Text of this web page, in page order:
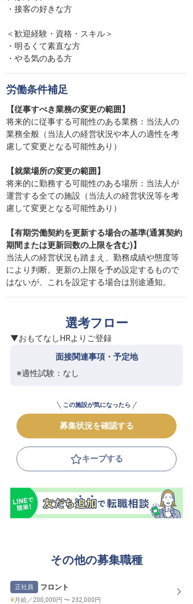
・接客の好きな方
＜歓迎経験・資格・スキル＞
・明るくて素直な方
労働条件補足
【従事すべき業務の変更の範囲】
将来的に従事する可能性のある業務：当法人の
業務全般（当法人の経営状況や本人の適性を考
慮して変更となる可能性あり）
【就業場所の変更の範囲】
将来的に勤務する可能性のある場所：当法人が
運営する全ての施設（当法人の経営状況等を考
慮して変更となる可能性あり）
【有期労働契約を更新する場合の基準(通算契約
期間または更新回数の上限を含む)】
当法人の経営状況も踏まえ、勤務成績や態度等
により判断。更新の上限を予め設定するもので
はないが、これを設定する場合は別途通知。
選考フロー
▼おもてなしHRよりご登録
面接関連事項・予定地
※適性試験：なし
この施設が気になったら
募集状況を確認する
キープする
その他の募集職種
正社員 フロント
月給／200,000円 〜 232,000円